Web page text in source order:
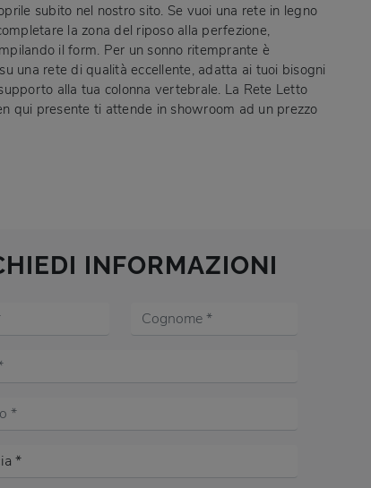
subito nel nostro sito. Se vuoi una rete in legno
la zona del riposo alla perfezione,
il form. Per un sonno ritemprante è
una rete di qualità eccellente, adatta ai tuoi bisogni
alla tua colonna vertebrale. La Rete Letto
qui presente ti attende in showroom ad un prezzo
INFORMAZIONI